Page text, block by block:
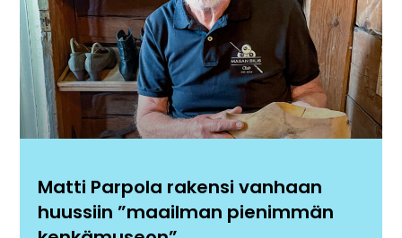
Matti Parpola rakensi vanhaan
huussiin ”maailman pienimmän